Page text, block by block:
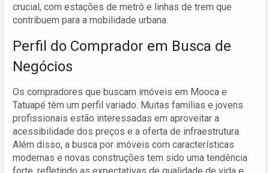
crucial, com estações de metrô e linhas de trem que
contribuem para a mobilidade urbana.
Perfil do Comprador em Busca de
Negócios
Os compradores que buscam imóveis em Mooca e
Tatuapé têm um perfil variado. Muitas famílias e jovens
profissionais estão interessadas em aproveitar a
acessibilidade dos preços e a oferta de infraestrutura.
Além disso, a busca por imóveis com características
modernas e novas construções tem sido uma tendência
forte, refletindo as expectativas de qualidade de vida e